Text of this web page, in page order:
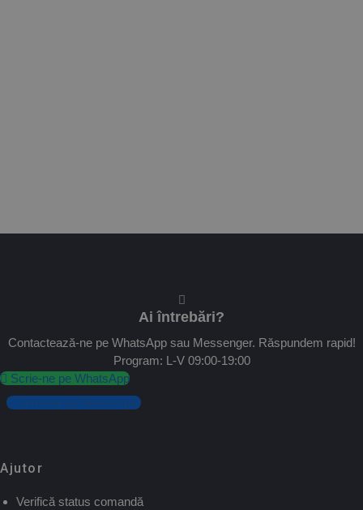
Ai întrebări?
Contactează-ne pe WhatsApp sau Messenger. Răspundem rapid!
Program: L-V 09:00-19:00
Scrie-ne pe WhatsApp
Scrie-ne pe Messenger
Ajutor
Verifică status comandă